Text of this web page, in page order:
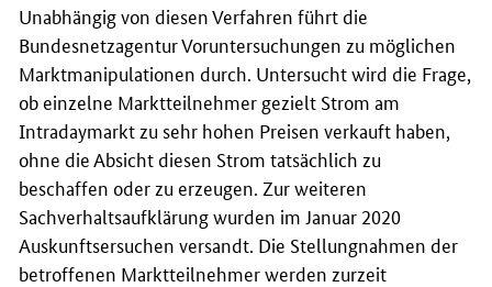
Unabhängig von diesen Verfahren führt die
Bundesnetzagentur Voruntersuchungen zu möglichen
Marktmanipulationen durch. Untersucht wird die Frage,
ob einzelne Marktteilnehmer gezielt Strom am
Intradaymarkt zu sehr hohen Preisen verkauft haben,
ohne die Absicht diesen Strom tatsächlich zu
beschaffen oder zu erzeugen. Zur weiteren
Sachverhaltsaufklärung wurden im Januar 2020
Auskunftsersuchen versandt. Die Stellungnahmen der
betroffenen Marktteilnehmer werden zurzeit